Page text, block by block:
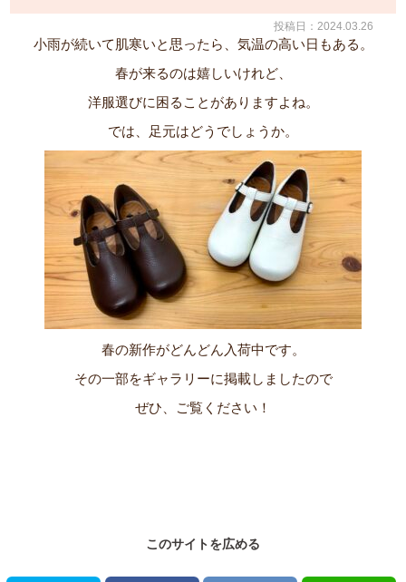
投稿日：2024.03.26
小雨が続いて肌寒いと思ったら、気温の高い日もある。
春が来るのは嬉しいけれど、
洋服選びに困ることがありますよね。
では、足元はどうでしょうか。
春の新作がどんどん入荷中です。
その一部をギャラリーに掲載しましたので
ぜひ、ご覧ください！
このサイトを広める